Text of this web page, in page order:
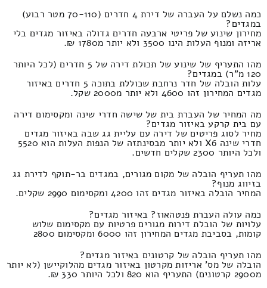
כמה נשלם על העברה של דירת 4 חדרים (70-110 מטר רבוע)
במגדים?
מחירון שינוע של פריטי ארבעה חדרים גדולה באיזור מגדים בלי
אריזה ומנוף העלות הינו 3500 ולא יותר מ1780 ₪.
מהו התעריף של שינוע של תכולת דירה של 5 חדרים (לכל היותר
120 מ"ר) במגדים?
עלות הובלה של חדר נרחבת שכוללת בתוכה 5 חדרים באיזור
מגדים המחירון זהו 4600 ולא יותר מ2000 שקל.
מה המחיר של העברת בית של שישה חדרי שינה ומקסימום דירה
עם בית קרקע באיזור מגדים?
מחיר לסוג פריטים של דירה עם עליית גג שבה באיזור מגדים
חדרי שינה X6 ולא יותר מבסינתזה של הנפות העלות הוא 5520
ולכל היותר 2300 שקלים חדשים.
מהו תעריף הובלה של מקום מגורים, במגדים בר-תוקף לדירת גג
בזיווג מנוף?
המחיר הובלה באיזור מגדים זהו 4200 ומקסימום 2990 שקלים.
כמה עולה העברת פנטהאוז? באיזור מגדים?
עלויות של הובלת דירות מגורים פרטיות עם מקסימום שלוש
קומות, בסביבת מגדים המחירון זהו 6000 ומקסימום 2800
מהו תעריף הובלה של קרטונים באיזור מגדים?
הובלה של מס' אריזות מקרטון באיזור מגדים מהלוקיישן (לא יותר
מ2900 קרטונים) התעריף הוא 820 ולכל היותר 330 ₪.